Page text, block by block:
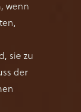
wenn
sie zu
der